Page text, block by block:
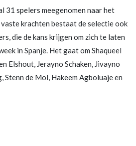
31 spelers meegenomen naar het
krachten bestaat de selectie ook
die de kans krijgen om zich te laten
in Spanje. Het gaat om Shaqueel
Elshout, Jerayno Schaken, Jivayno
Stenn de Mol, Hakeem Agboluaje en